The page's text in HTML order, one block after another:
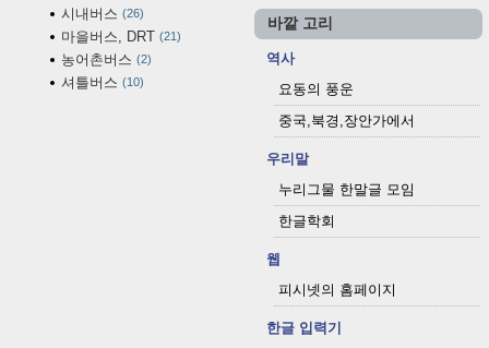
시내버스 26
마을버스, DRT 21
농어촌버스 2
셔틀버스 10
바깥 고리
역사
요동의 풍운
중국,북경,장안가에서
우리말
누리그물 한말글 모임
한글학회
웹
피시넷의 홈페이지
한글 입력기